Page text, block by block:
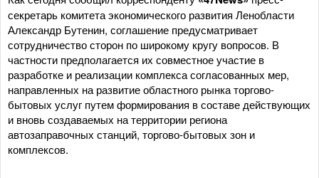
секретарь комитета экономического развития Ленобласти
Александр Бутенин, соглашение предусматривает
сотрудничество сторон по широкому кругу вопросов. В
частности предполагается их совместное участие в
разработке и реализации комплекса согласованных мер,
направленных на развитие областного рынка торгово-
бытовых услуг путем формирования в составе действующих
и вновь создаваемых на территории региона
автозаправочных станций, торгово-бытовых зон и
комплексов.